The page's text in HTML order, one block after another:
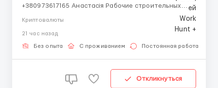
+380973617165 Анастасія Рабочие строительных
лет; Хорошая физическая форма; Опыт работы
приветствуется. Де працювати? Польша, г. Лешно
Умови роботи: Стро...
Криптовалюты
21 час назад
Без опыта С проживанием Постоянная работа
Откликнуться